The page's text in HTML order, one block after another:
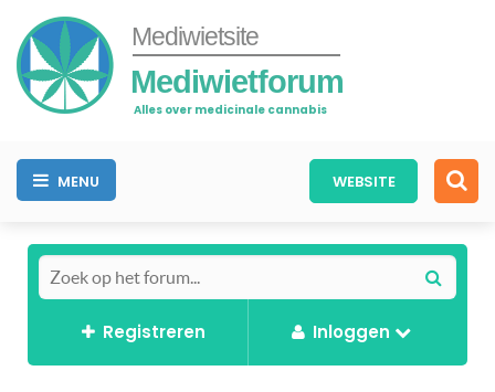
Mediwietsite
Mediwietforum
Alles over medicinale cannabis
MENU WEBSITE
Registreren Inloggen